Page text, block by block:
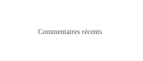
Commentaires récents